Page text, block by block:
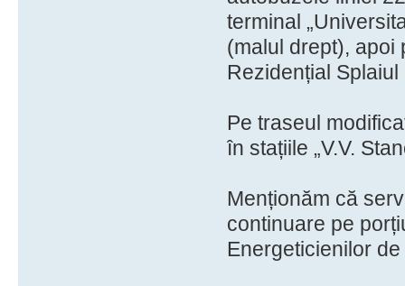
terminal
(malul drept), apoi
Rezidențial Splaiul
Pe traseul
în stațiile „V.V.
Menționăm că
continuare pe
Energeticienilor